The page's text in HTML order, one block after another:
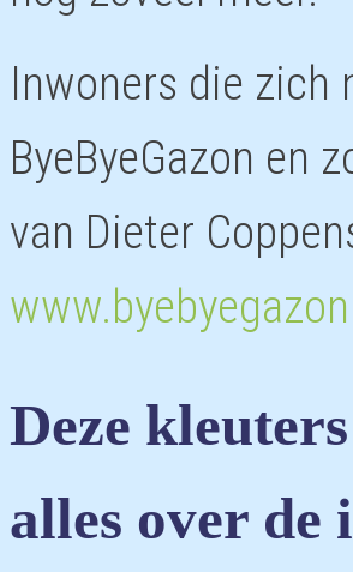
Inwoners die zich
ByeByeGazon en
van Dieter
Deze
alles over de